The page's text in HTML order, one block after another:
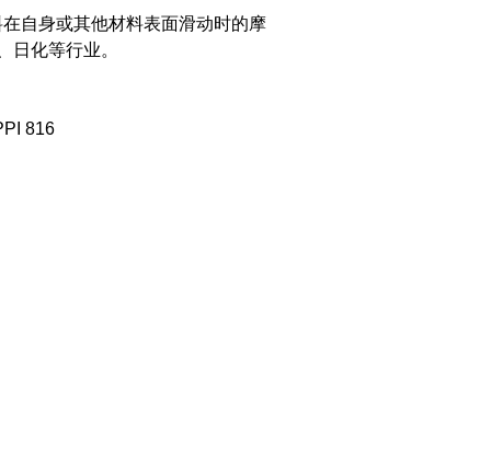
自身或其他材料表面滑动时的摩
日化等行业。
816